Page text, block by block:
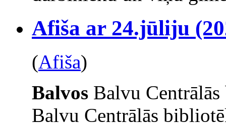
Afiša ar 24.jūliju
(Afiša)
Balvos Balvu Centrālās
Balvu Centrālās